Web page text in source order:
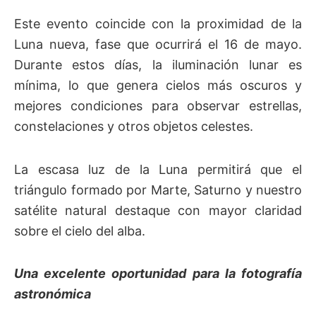
Este evento coincide con la proximidad de la
Luna nueva, fase que ocurrirá el 16 de mayo.
Durante estos días, la iluminación lunar es
mínima, lo que genera cielos más oscuros y
mejores condiciones para observar estrellas,
constelaciones y otros objetos celestes.
La escasa luz de la Luna permitirá que el
triángulo formado por Marte, Saturno y nuestro
satélite natural destaque con mayor claridad
sobre el cielo del alba.
Una excelente oportunidad para la fotografía
astronómica